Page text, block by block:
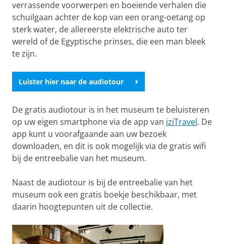
verrassende voorwerpen en boeiende verhalen die
schuilgaan achter de kop van een orang-oetang op
sterk water, de allereerste elektrische auto ter
wereld of de Egyptische prinses, die een man bleek
te zijn.
Luister hier naar de audiotour
De gratis audiotour is in het museum te beluisteren
op uw eigen smartphone via de app van iziTravel. De
app kunt u voorafgaande aan uw bezoek
downloaden, en dit is ook mogelijk via de gratis wifi
bij de entreebalie van het museum.
Naast de audiotour is bij de entreebalie van het
museum ook een gratis boekje beschikbaar, met
daarin hoogtepunten uit de collectie.